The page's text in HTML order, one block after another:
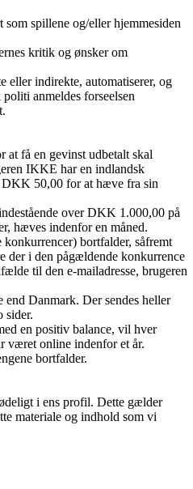
spillene og/eller hjemmesiden
kritik og ønsker om
eller indirekte, automatiserer, og
anmeldes forseelsen
at få en gevinst udbetalt skal
IKKE har en indlandsk
DKK 50,00 for at hæve fra sin
over DKK 1.000,00 på
hæves indenfor en måned.
bortfalder, såfremt
der i den pågældende konkurrence
til den e-mailadresse, brugeren
Danmark. Der sendes heller
sider.
en positiv balance, vil hver
været online indenfor et år.
bortfalder.
i ens profil. Dette gælder
materiale og indhold som vi